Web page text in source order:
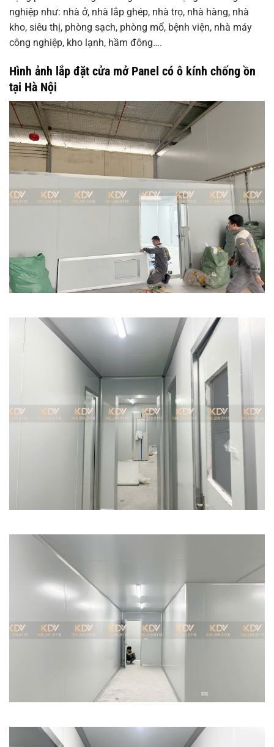
nghiệp như: nhà ở, nhà lắp ghép, nhà trọ, nhà hàng, nhà
kho, siêu thị, phòng sạch, phòng mổ, bệnh viện, nhà máy
công nghiệp, kho lạnh, hầm đông….
Hình ảnh lắp đặt cửa mở Panel có ô kính chống ồn
tại Hà Nội